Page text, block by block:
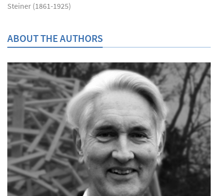
Steiner (1861-1925)
ABOUT THE AUTHORS